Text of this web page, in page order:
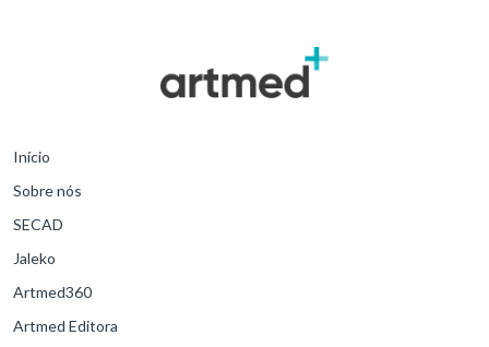
Início
Sobre nós
SECAD
Jaleko
Artmed360
Artmed Editora